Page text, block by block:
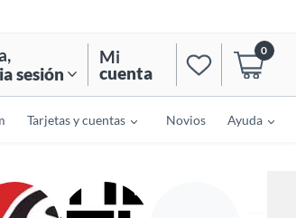
,
sesión
Mi
cuenta
0
Tarjetas y cuentas Novios Ayuda